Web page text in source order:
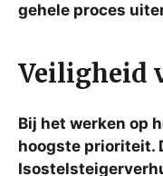
gehele proces
Veiligheid
Bij het werken op
hoogste prioriteit.